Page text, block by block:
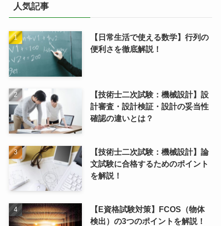
人気記事
【日常生活で使える数学】行列の
便利さを徹底解説！
【技術士二次試験：機械設計】設
計審査・設計検証・設計の妥当性
確認の違いとは？
【技術士二次試験：機械設計】論
文試験に合格するためのポイント
を解説！
【E資格試験対策】FCOS（物体
検出）の3つのポイントを解説！